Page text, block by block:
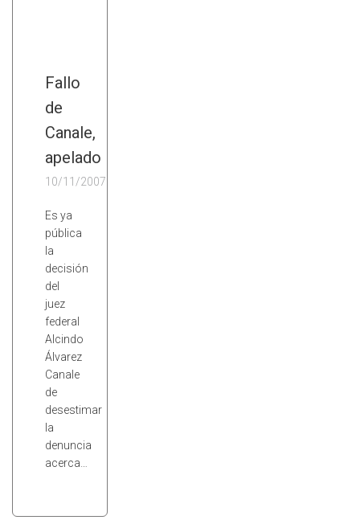
Fallo
de
Canale,
apelado
10/11/2007
Es ya
pública
la
decisión
del
juez
federal
Alcindo
Álvarez
Canale
de
desestimar
la
denuncia
acerca…